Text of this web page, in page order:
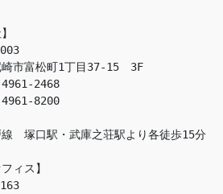
市富松町1丁目37-15　3F
2468
8200
線　塚口駅・武庫之荘駅より各徒歩15分
ィス】